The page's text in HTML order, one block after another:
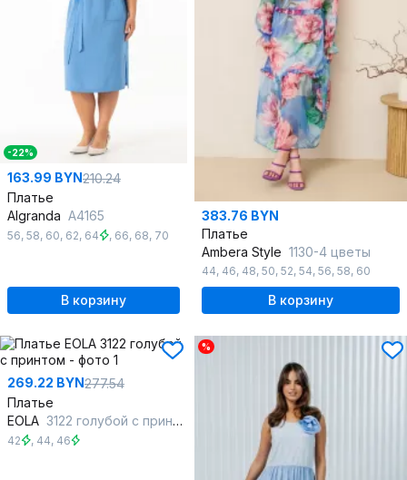
-22%
163.99 BYN210.24
Платье
Algranda А4165
56, 58, 60, 62, 64 , 66, 68, 70
В корзину
383.76 BYN
Платье
Ambera Style 1130-4 цветы
44, 46, 48, 50, 52, 54, 56, 58, 60
В корзину
269.22 BYN277.54
Платье
EOLA 3122 голубой с принтом
42 , 44, 46
%